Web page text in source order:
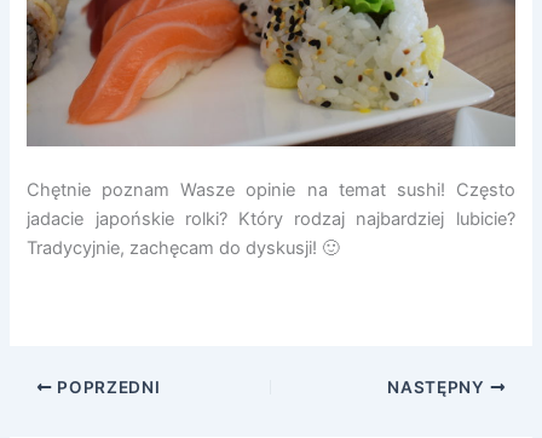
Chętnie poznam Wasze opinie na temat sushi! Często
jadacie japońskie rolki? Który rodzaj najbardziej lubicie?
Tradycyjnie, zachęcam do dyskusji! 🙂
POPRZEDNI NASTĘPNY